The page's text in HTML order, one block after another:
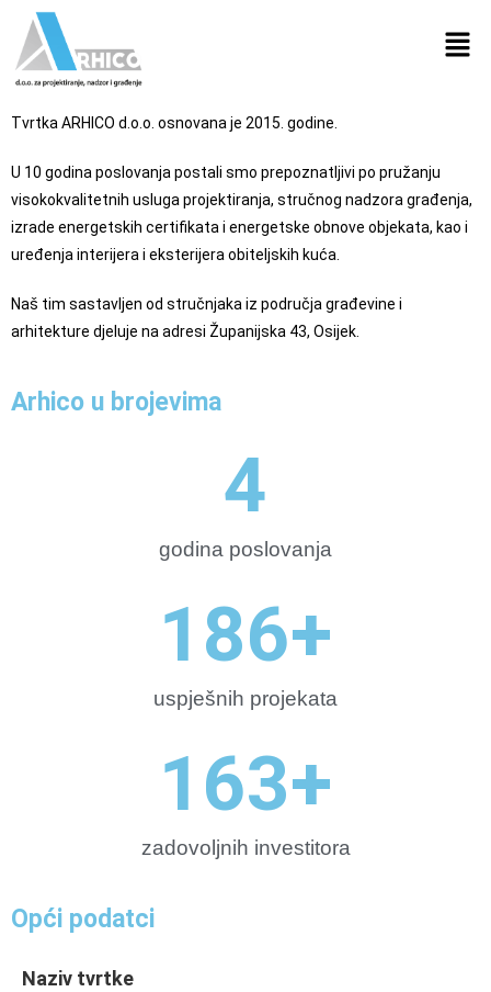
Tvrtka ARHICO d.o.o. osnovana je 2015. godine.
U 10 godina poslovanja postali smo prepoznatljivi po pružanju
visokokvalitetnih usluga projektiranja, stručnog nadzora građenja,
izrade energetskih certifikata i energetske obnove objekata, kao i
uređenja interijera i eksterijera obiteljskih kuća.
Naš tim sastavljen od stručnjaka iz područja građevine i
arhitekture djeluje na adresi Županijska 43, Osijek.
Arhico u brojevima
godina poslovanja
4
uspješnih projekata
199+
zadovoljnih investitora
174+
Opći podatci
Naziv tvrtke